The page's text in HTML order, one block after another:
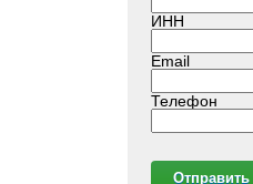
ИНН
Email
Телефон